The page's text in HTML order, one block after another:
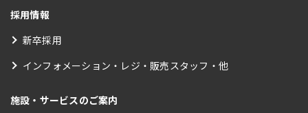
採用情報
新卒採用
インフォメーション・レジ・販売スタッフ・他
施設・サービスのご案内